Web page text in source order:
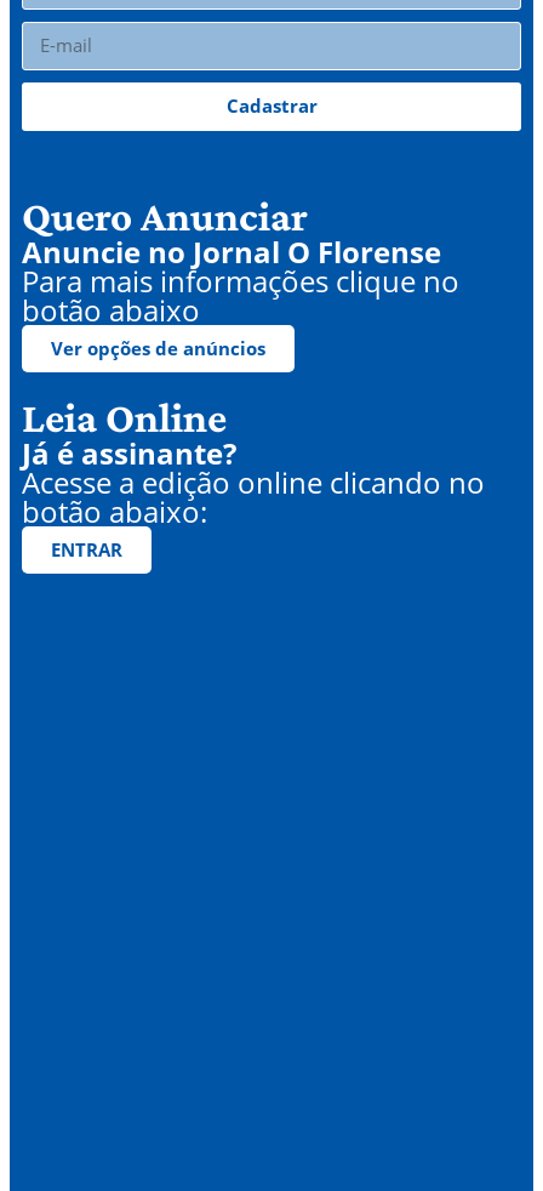
Cadastrar
Quero Anunciar
Anuncie no Jornal O Florense
Para mais informações clique no
botão abaixo
Ver opções de anúncios
Leia Online
Já é assinante?
Acesse a edição online clicando no
botão abaixo:
ENTRAR